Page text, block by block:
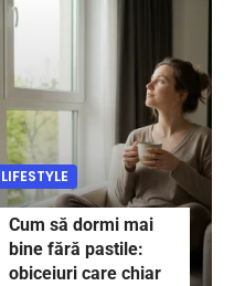
LIFESTYLE
Cum să dormi mai
bine fără pastile:
obiceiuri care chiar